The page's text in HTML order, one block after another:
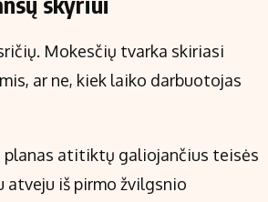
Mokesčių tvarka skiriasi
ar ne, kiek laiko darbuotojas
planas atitiktų galiojančius teisės
iš pirmo žvilgsnio